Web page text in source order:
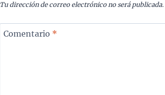
Tu dirección de correo electrónico no será publicada.
Comentario *